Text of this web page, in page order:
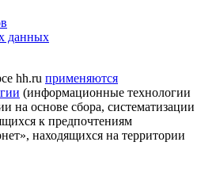
данных
hh.ru применяются
(информационные технологии
на основе сбора, систематизации
к предпочтениям
находящихся на территории